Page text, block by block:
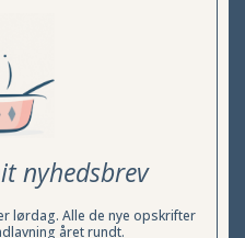
nyhedsbrev
lørdag. Alle de nye opskrifter
året rundt.